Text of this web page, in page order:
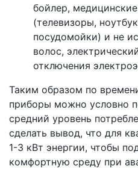
бойлер,
(телевизоры,
посудомойки) и не
волос,
отключения
Таким образом по
приборы можно условно
средний уровень
сделать вывод, что для
1-3 кВт энергии, чтобы
комфортную среду при